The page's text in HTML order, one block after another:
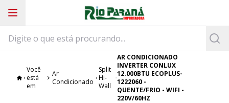
Você
está
em
Ar
Condicionado
Split
Hi-
Wall
AR CONDICIONADO
INVERTER CONLUX
12.000BTU ECOPLUS-
1222060 -
QUENTE/FRIO - WIFI -
220V/60HZ